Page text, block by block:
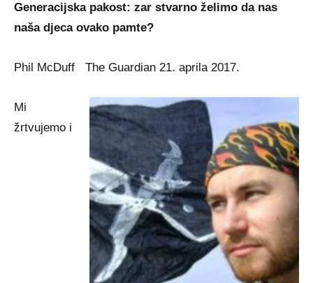
Generacijska pakost: zar stvarno želimo da nas
naša djeca ovako pamte?
Phil McDuff The Guardian 21. aprila 2017.
Mi
žrtvujemo i